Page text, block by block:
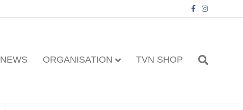
c
I
s
a
m
NEWS ORGANISATION TVN SHOP